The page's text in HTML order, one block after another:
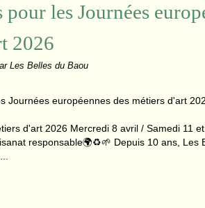
les Journées
2026
Les Belles du Baou
d'art 2026 Mercredi 8 avril / Samedi 11
responsable🌍♻️🌱 Depuis 10 ans, Les